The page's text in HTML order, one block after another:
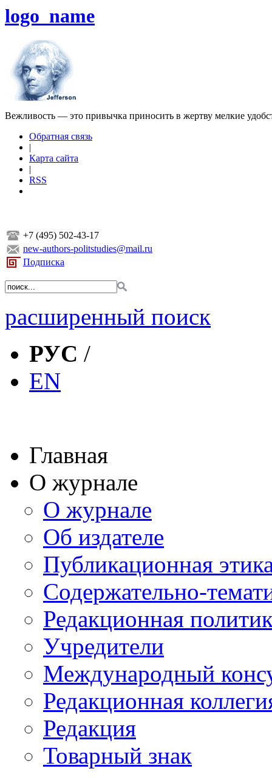
logo_name
Вежливость — это привычка приносить в жертву мелкие
Обратная связь
|
Карта сайта
|
RSS
+7 (495) 502-43-17
new-authors-politstudies@mail.ru
Подписка
расширенный поиск
РУС /
EN
Главная
О журнале
О журнале
Об издателе
Публикационная
Содержательно-
Редакционная
Учредители
Международный
Редакционная
Редакция
Товарный знак